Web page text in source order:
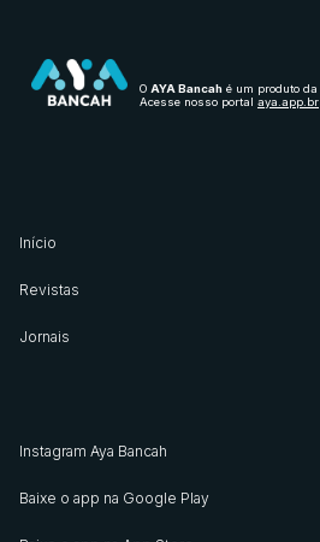
O AYA Bancah é um produto da
Acesse nosso portal aya.app.br
Início
Revistas
Jornais
Instagram Aya Bancah
Baixe o app na Google Play